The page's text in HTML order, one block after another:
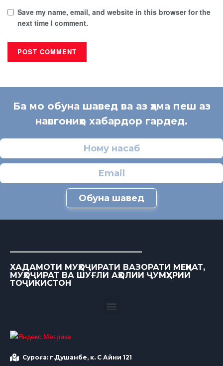
Save my name, email, and website in this browser for the
next time I comment.
Ба мо обуна шавед ва аз ҳама пеш аз
навгониҳо хабардор гардед.
Обуна шавед
ХАДАМОТИ МУҲОҶИРАТИ ВАЗОРАТИ МЕҲНАТ,
МУҲОҶИРАТ ВА ШУҒЛИ АҲОЛИИ ҶУМҲУРИИ
ТОҶИКИСТОН
Суроға: г.Душанбе, к. С Айни 121